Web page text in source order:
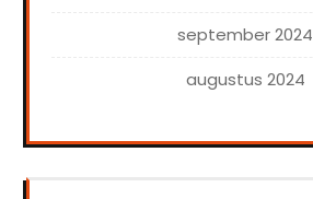
september 2024
augustus 2024